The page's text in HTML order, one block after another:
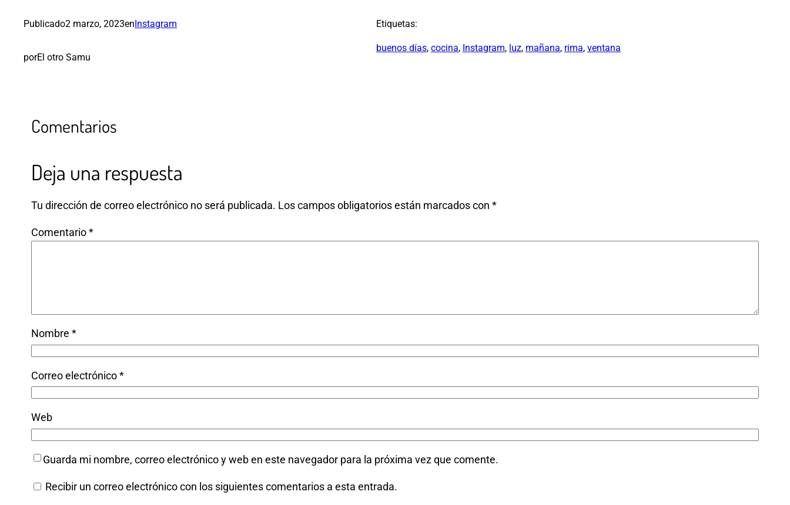
Publicado2 marzo, 2023enInstagram
porEl otro Samu
Etiquetas:
buenos días, cocina, Instagram, luz, mañana, rima, ventana
Comentarios
Deja una respuesta
Tu dirección de correo electrónico no será publicada. Los campos obligatorios están marcados con*
Comentario*
Nombre*
Correo electrónico*
Web
Guarda mi nombre, correo electrónico y web en este navegador para la próxima vez que comente.
Recibir un correo electrónico con los siguientes comentarios a esta entrada.